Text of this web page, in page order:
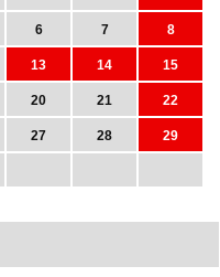
6 7
8
13 14
15
20 21
22
27 28
29